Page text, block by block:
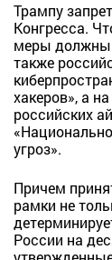
Трампу
Конгресса.
меры должны
также
хакеров», а
российских
угроз».
Причем
рамки не
России на